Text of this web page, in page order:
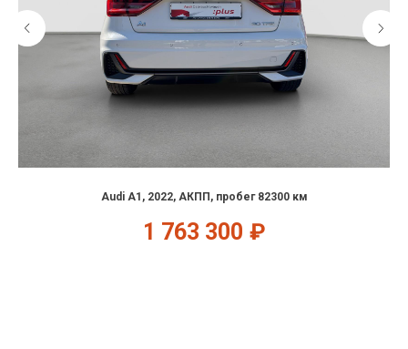
Audi A1, 2022, АКПП, пробег 82300 км
1 763 300 ₽